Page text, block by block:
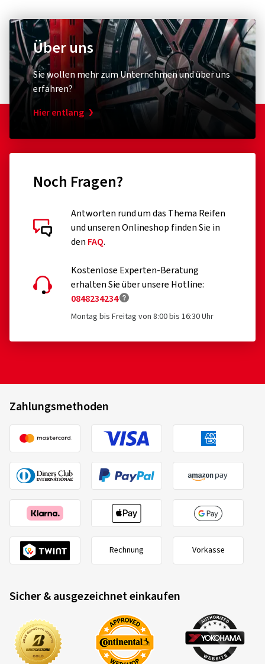
Über uns
Sie wollen mehr zum Unternehmen und über uns
erfahren?
Hier entlang
Noch Fragen?
Antworten rund um das Thema Reifen
und unseren Onlineshop finden Sie in
den FAQ.
Kostenlose Experten-Beratung
erhalten Sie über unsere Hotline:
0848234234
Montag bis Freitag von 8:00 bis 16:30 Uhr
Zahlungsmethoden
Rechnung Vorkasse
Sicher & ausgezeichnet einkaufen